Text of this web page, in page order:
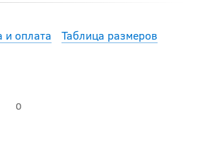
и оплата Таблица размеров
0